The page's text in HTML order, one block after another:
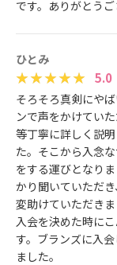
です。ありがとうご
ひとみ
5.0
そろそろ真剣にや
ンで声をかけてい
等丁寧に詳しく説
た。そこから入念
をする運びとなり
かり聞いていただ
変助けていただき
入会を決めた時に
す。ブランズに入
ました。